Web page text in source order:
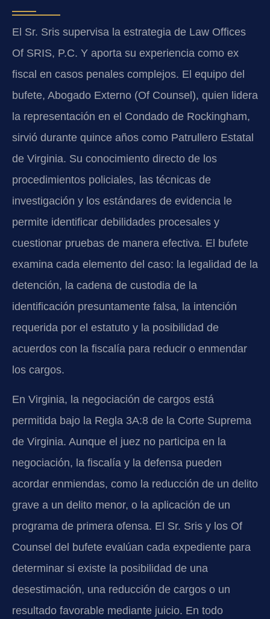
El Sr. Sris supervisa la estrategia de Law Offices
Of SRIS, P.C. Y aporta su experiencia como ex
fiscal en casos penales complejos. El equipo del
bufete, Abogado Externo (Of Counsel), quien lidera
la representación en el Condado de Rockingham,
sirvió durante quince años como Patrullero Estatal
de Virginia. Su conocimiento directo de los
procedimientos policiales, las técnicas de
investigación y los estándares de evidencia le
permite identificar debilidades procesales y
cuestionar pruebas de manera efectiva. El bufete
examina cada elemento del caso: la legalidad de la
detención, la cadena de custodia de la
identificación presuntamente falsa, la intención
requerida por el estatuto y la posibilidad de
acuerdos con la fiscalía para reducir o enmendar
los cargos.
En Virginia, la negociación de cargos está
permitida bajo la Regla 3A:8 de la Corte Suprema
de Virginia. Aunque el juez no participa en la
negociación, la fiscalía y la defensa pueden
acordar enmiendas, como la reducción de un delito
grave a un delito menor, o la aplicación de un
programa de primera ofensa. El Sr. Sris y los Of
Counsel del bufete evalúan cada expediente para
determinar si existe la posibilidad de una
desestimación, una reducción de cargos o un
resultado favorable mediante juicio. En todo